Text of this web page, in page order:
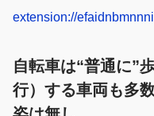
extension://
自転車は“普通に”
行）する車両も多